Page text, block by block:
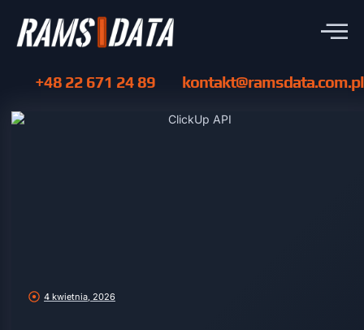
+48 22 671 24 89 kontakt@ramsdata.com.pl
4 kwietnia, 2026